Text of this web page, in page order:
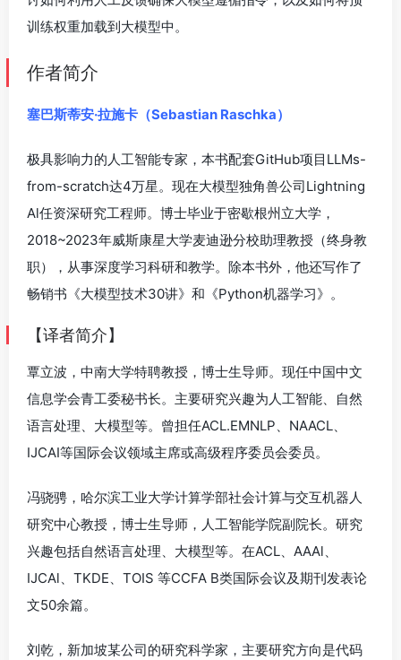
训练权重加载到大模型中。
作者简介
塞巴斯蒂安·拉施卡（Sebastian Raschka）
极具影响力的人工智能专家，本书配套GitHub项目LLMs-
from-scratch达4万星。现在大模型独角兽公司Lightning
Al任资深研究工程师。博士毕业于密歇根州立大学，
2018~2023年威斯康星大学麦迪逊分校助理教授（终身教
职），从事深度学习科研和教学。除本书外，他还写作了
畅销书《大模型技术30讲》和《Python机器学习》。
【译者简介】
覃立波，中南大学特聘教授，博士生导师。现任中国中文
信息学会青工委秘书长。主要研究兴趣为人工智能、自然
语言处理、大模型等。曾担任ACL.EMNLP、NAACL、
IJCAI等国际会议领域主席或高级程序委员会委员。
冯骁骋，哈尔滨工业大学计算学部社会计算与交互机器人
研究中心教授，博士生导师，人工智能学院副院长。研究
兴趣包括自然语言处理、大模型等。在ACL、AAAl、
IJCAl、TKDE、TOIS 等CCFA B类国际会议及期刊发表论
文50余篇。
刘乾，新加坡某公司的研究科学家，主要研究方向是代码